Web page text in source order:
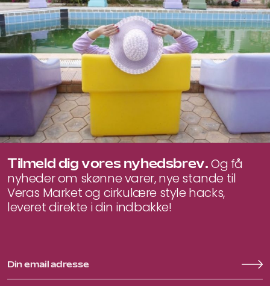
Tilmeld dig vores nyhedsbrev.Og få
nyheder om skønne varer, nye stande til
Veras Market og cirkulære style hacks,
leveret direkte i din indbakke!